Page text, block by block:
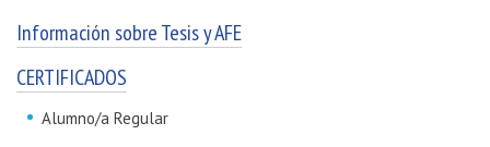
Información sobre Tesis y AFE
CERTIFICADOS
Alumno/a Regular